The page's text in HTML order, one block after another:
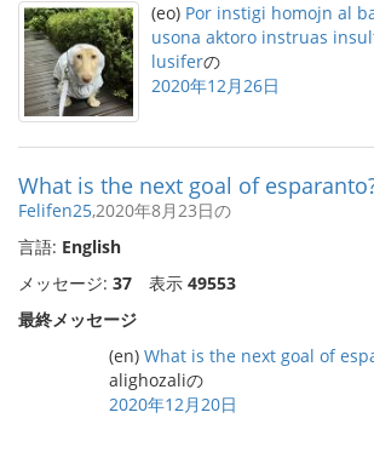
(eo) Por instigi homojn al
usona aktoro instruas
lusiferの
2020年12月26日
What is the next goal of
Felifen25,2020年8月23日の
言語: English
メッセージ: 37 表示 49553
最終メッセージ
(en) What is the next goal of
alighozaliの
2020年12月20日